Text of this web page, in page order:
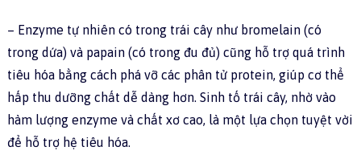
– Enzyme tự nhiên có trong trái cây như bromelain (có
trong dứa) và papain (có trong đu đủ) cũng hỗ trợ quá trình
tiêu hóa bằng cách phá vỡ các phân tử protein, giúp cơ thể
hấp thu dưỡng chất dễ dàng hơn. Sinh tố trái cây, nhờ vào
hàm lượng enzyme và chất xơ cao, là một lựa chọn tuyệt vời
để hỗ trợ hệ tiêu hóa.